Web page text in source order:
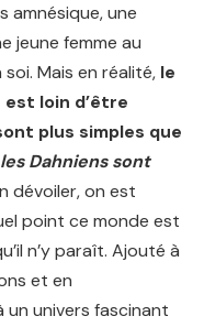
amnésique, une
jeune femme au
Mais en réalité, le
loin d’être
plus simples que
Dahniens sont
dévoiler, on est
point ce monde est
n’y paraît. Ajouté à
et en
univers fascinant